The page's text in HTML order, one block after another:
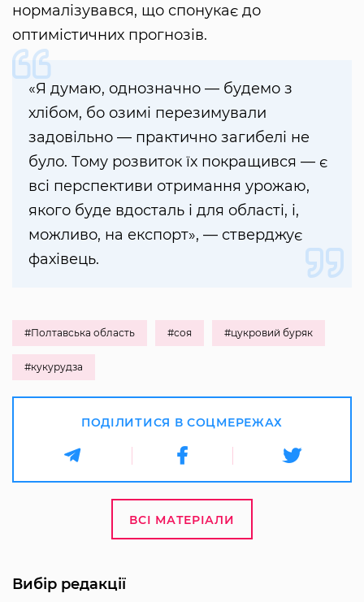
нормалізувався, що спонукає до
оптимістичних прогнозів.
«Я думаю, однозначно — будемо з
хлібом, бо озимі перезимували
задовільно — практично загибелі не
було. Тому розвиток їх покращився — є
всі перспективи отримання урожаю,
якого буде вдосталь і для області, і,
можливо, на експорт», — стверджує
фахівець.
#Полтавська область #соя #цукровий буряк
#кукурудза
ПОДІЛИТИСЯ В СОЦМЕРЕЖАХ
ВСІ МАТЕРІАЛИ
Вибір редакції